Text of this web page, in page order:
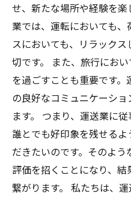
せ、新たな場所や経験を
業では、運転においても
スにおいても、リラック
切です。 また、旅行にお
を過ごすことも重要です
の良好なコミュニケーシ
ます。 つまり、運送業に
誰とでも好印象を残せる
だきたいのです。そのよ
評価を招くことになり、
繋がります。 私たちは、